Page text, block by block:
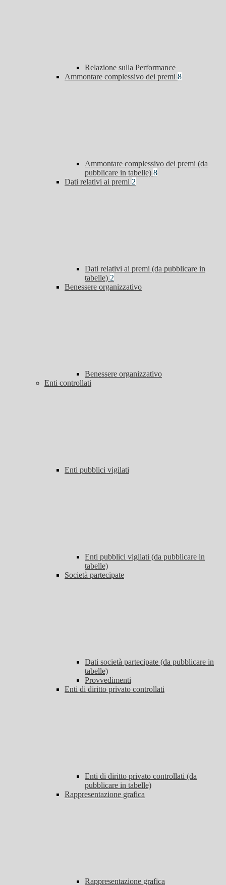
Relazione sulla Performance
Ammontare complessivo dei premi 8
Ammontare complessivo dei premi (da
pubblicare in tabelle) 8
Dati relativi ai premi 2
Dati relativi ai premi (da pubblicare in
tabelle) 2
Benessere organizzativo
Benessere organizzativo
Enti controllati
Enti pubblici vigilati
Enti pubblici vigilati (da pubblicare in
tabelle)
Società partecipate
Dati società partecipate (da pubblicare in
tabelle)
Provvedimenti
Enti di diritto privato controllati
Enti di diritto privato controllati (da
pubblicare in tabelle)
Rappresentazione grafica
Rappresentazione grafica